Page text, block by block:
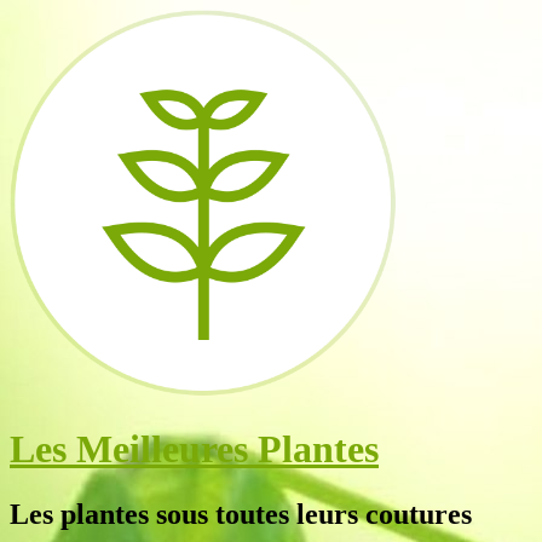
Les Meilleures Plantes
Les plantes sous toutes leurs coutures